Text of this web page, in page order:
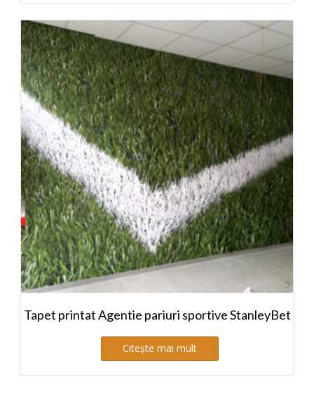
Tapet printat Agentie pariuri sportive StanleyBet
Citește mai mult